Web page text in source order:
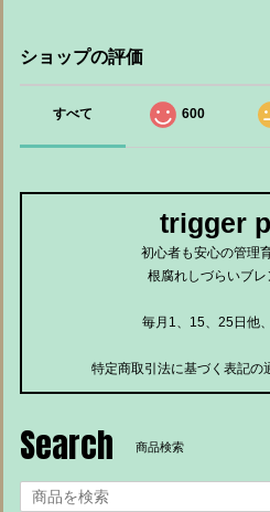
ショップの評価
すべて 600
trigger
初心者も安心の管理
根腐れしづらいブレ
毎月1、15、25日他
特定商取引法に基づく表記の
Search 商品検索